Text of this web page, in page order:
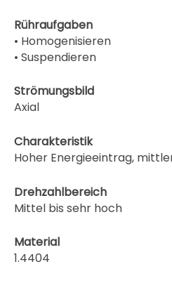
Rühraufgaben
• Homogenisieren
• Suspendieren
Strömungsbild
Axial
Charakteristik
Hoher Energieeintrag,
Drehzahlbereich
Mittel bis sehr hoch
Material
1.4404